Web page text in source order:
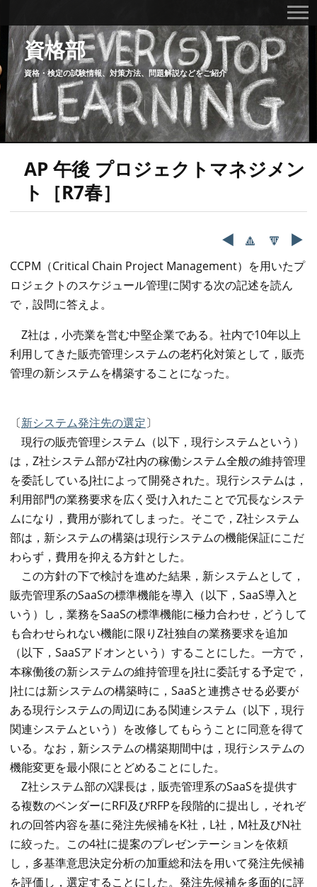
資格部
資格・検定の試験情報、対策方法、問題解説などをご紹介
AP 午後 プロジェクトマネジメン
ト［R7春］
◀️ 🔼 🔽 ▶️
CCPM（Critical Chain Project Management）を用いたプ
ロジェクトのスケジュール管理に関する次の記述を読ん
で，設問に答えよ。
Z社は，小売業を営む中堅企業である。社内で10年以上
利用してきた販売管理システムの老朽化対策として，販売
管理の新システムを構築することになった。
〔新システム発注先の選定〕
現行の販売管理システム（以下，現行システムという）
は，Z社システム部がZ社内の稼働システム全般の維持管理
を委託しているJ社によって開発された。現行システムは，
利用部門の業務要求を広く受け入れたことで冗長なシステ
ムになり，費用が膨れてしまった。そこで，Z社システム
部は，新システムの構築は現行システムの機能保証にこだ
わらず，費用を抑える方針とした。
この方針の下で検討を進めた結果，新システムとして，
販売管理系のSaaSの標準機能を導入（以下，SaaS導入と
いう）し，業務をSaaSの標準機能に極力合わせ，どうして
も合わせられない機能に限りZ社独自の業務要求を追加
（以下，SaaSアドオンという）することにした。一方で，
本稼働後の新システムの維持管理をJ社に委託する予定で，
J社には新システムの構築時に，SaaSと連携させる必要が
ある現行システムの周辺にある関連システム（以下，現行
関連システムという）を改修してもらうことに同意を得て
いる。なお，新システムの構築期間中は，現行システムの
機能変更を最小限にとどめることにした。
Z社システム部のX課長は，販売管理系のSaaSを提供す
る複数のベンダーにRFI及びRFPを段階的に提出し，それぞ
れの回答内容を基に発注先候補をK社，L社，M社及びN社
に絞った。この4社に提案のプレゼンテーションを依頼
し，多基準意思決定分析の加重総和法を用いて発注先候補
を評価し，選定することにした。発注先候補を多面的に評